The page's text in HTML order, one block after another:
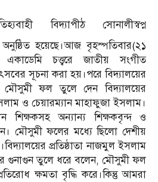
বিদ্যাপীঠ সোনালীস্বপ্ন
হয়েছে।আজ বৃহস্পতিবার(২১
একাডেমি চত্ত্বরে জাতীয় সংগীত
সূচনা করা হয়।পরে বিদ্যালয়ের
মৌসুমী ফল তুলে দেন বিদ্যালয়ের
ও চেয়ারম্যান মাহাফুজা ইসলাম।
শিক্ষকসহ অন্যান্য শিক্ষকবৃন্দ ও
মৌসুমী ফলের মধ্যে ছিলো দেশীয়
প্রতিষ্ঠাতা নাজমুল ইসলাম
গুনাগুন তুলে ধরে বলেন, মৌসুমী ফল
ক্ষমতা বৃদ্ধি করে।কিন্তু আমরা